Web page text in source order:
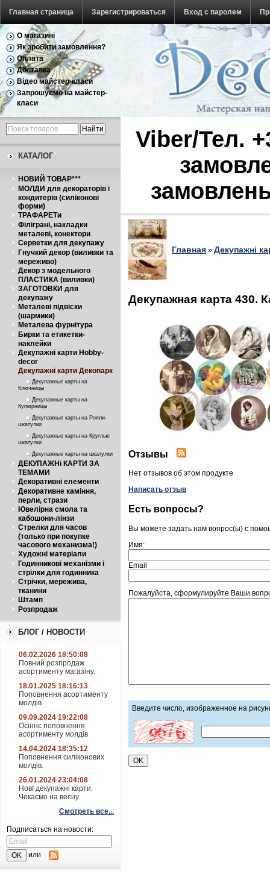
Главная страница Зарегистрироваться Вход с паролем
Обратная связь
О магазині
Як зробити замовлення?
Оплата
Доставка
Відео майстер-класи
Запрошуємо на майстер-
класи
КАТАЛОГ
НОВИЙ ТОВАР***
МОЛДИ для декораторів і
кондитерів (силіконові
форми)
ТРАФАРЕТи
Філіграні, накладки
металеві, конектори
Серветки для декупажу
Гнучкий декор (виливки та
мереживо)
Декор з модельного
ПЛАСТИКА (виливки)
ЗАГОТОВКИ для
декупажу
Металеві підвіски
(шармики)
Металева фурнітура
Бирки та етикетки-
наклейки
Декупажні карти Hobby-
decor
Декупажні карти Декопарк
Декупажные карты на
Ключницы
Декупажные карты на
Купюрницы
Декупажные карты на Рояли-
шкатулки
Декупажные карты на Круглые
шкатулки
Декупажные карты на шкатулки
ДЕКУПАЖНі КАРТИ ЗА
ТЕМАМИ
Декоративні елементи
Декоративне каміння,
перли, стрази
Ювелірна смола та
кабошони-лінзи
Стрелки для часов
(только при покупке
часового механизма!)
Художні матеріали
Годинникові механізми і
стрілки для годинника
Стрічки, мережива,
тканини
Штамп
Розпродаж
БЛОГ / НОВОСТИ
06.02.2026 18:50:08
Повний розпродаж
асортименту магазіну.
18.01.2025 18:16:13
Поповнення асортименту
молдів
09.09.2024 19:22:08
Осіннє поповнення
асортименту молдів
14.04.2024 18:35:12
Поповнення силіконових
молдів.
26.01.2024 23:04:08
НовІ декупажні карти.
Чекаємо на весну.
Смотреть все...
Подписаться на новости:
или
Viber/Тел.
Главная » Декупажні
Декупажная карта 430.
Отзывы
Нет отзывов об этом продукте
Написать отзыв
Есть вопросы?
Вы можете задать нам вопрос(ы) с
Имя:
Email
Пожалуйста, сформулируйте Ваши
Введите число, изображенное на